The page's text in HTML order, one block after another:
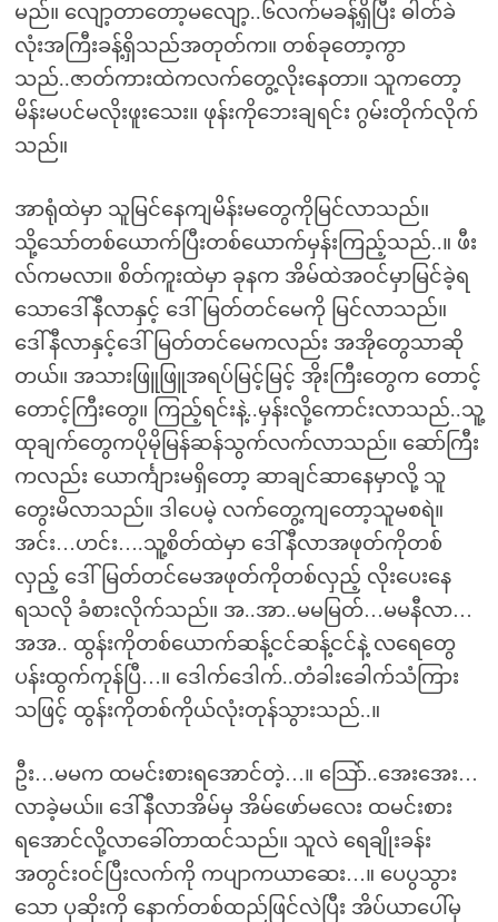
မည်။ လျော့တာတော့မလျော့..၆လက်မခန့်ရှိပြီး ဓါတ်ခဲ
လုံးအကြီးခန့်ရှိသည်အတုတ်က။ တစ်ခုတော့ကွာ
သည်..ဇာတ်ကားထဲကလက်တွေ့လိုးနေတာ။ သူကတော့
မိန်းမပင်မလိုးဖူးသေး။ ဖုန်းကိုဘေးချရင်း ဂွမ်းတိုက်လိုက်
သည်။
အာရုံထဲမှာ သူမြင်နေကျမိန်းမတွေကိုမြင်လာသည်။
သို့သော်တစ်ယောက်ပြီးတစ်ယောက်မှန်းကြည့်သည်..။ ဖီး
လ်ကမလာ။ စိတ်ကူးထဲမှာ ခုနက အိမ်ထဲအဝင်မှာမြင်ခဲ့ရ
သောဒေါ်နီလာနှင့် ဒေါ်မြတ်တင်မေကို မြင်လာသည်။
ဒေါ်နီလာနှင့်ဒေါ်မြတ်တင်မေကလည်း အအိုတွေသာဆို
တယ်။ အသားဖြူဖြူအရပ်မြင့်မြင့် အိုးကြီးတွေက တောင့်
တောင့်ကြီးတွေ။ ကြည့်ရင်းနဲ့..မှန်းလို့ကောင်းလာသည်..သူ့
ထုချက်တွေကပိုမိုမြန်ဆန်သွက်လက်လာသည်။ ဆော်ကြီး
ကလည်း ယောင်္ကျားမရှိတော့ ဆာချင်ဆာနေမှာလို့ သူ
တွေးမိလာသည်။ ဒါပေမဲ့ လက်တွေ့ကျတော့သူမစရဲ။
အင်း…ဟင်း….သူ့စိတ်ထဲမှာ ဒေါ်နီလာအဖုတ်ကိုတစ်
လှည့် ဒေါ်မြတ်တင်မေအဖုတ်ကိုတစ်လှည့် လိုးပေးနေ
ရသလို ခံစားလိုက်သည်။ အ..အာ..မမမြတ်…မမနီလာ…
အအ.. ထွန်းကိုတစ်ယောက်ဆန့်ငင်ဆန့်ငင်နဲ့ လရေတွေ
ပန်းထွက်ကုန်ပြီ…။ ဒေါက်ဒေါက်..တံခါးခေါက်သံကြား
သဖြင့် ထွန်းကိုတစ်ကိုယ်လုံးတုန်သွားသည်..။
ဦး…မမက ထမင်းစားရအောင်တဲ့…။ သြော်..အေးအေး…
လာခဲ့မယ်။ ဒေါ်နီလာအိမ်မှ အိမ်ဖော်မလေး ထမင်းစား
ရအောင်လို့လာခေါ်တာထင်သည်။ သူလဲ ရေချိုးခန်း
အတွင်းဝင်ပြီးလက်ကို ကပျာကယာဆေး…။ ပေပွသွား
သော ပုဆိုးကို နောက်တစ်ထည်ဖြင်လဲပြီး အိပ်ယာပေါ်မှ